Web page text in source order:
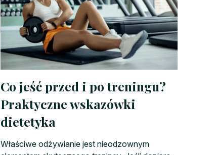
Co jeść przed i po treningu?
Praktyczne wskazówki
dietetyka
Właściwe odżywianie jest nieodzownym